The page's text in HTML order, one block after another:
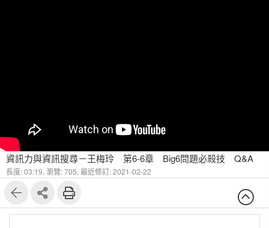
資訊力與資訊搜尋－王梅玲 第6-6章 Big6問題必殺技 Q&A
長度: 03:19, 瀏覽: 705, 最近修訂: 2021-02-22